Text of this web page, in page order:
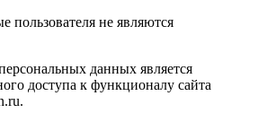
пользователя не являются
данных является
доступа к функционалу сайта